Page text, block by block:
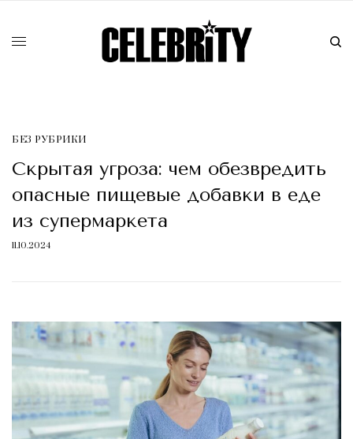
БЕЗ РУБРИКИ
Скрытая угроза: чем обезвредить
опасные пищевые добавки в еде
из супермаркета
11.10.2024